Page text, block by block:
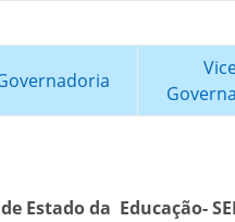
Estado da Educação-